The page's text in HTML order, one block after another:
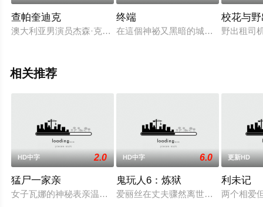
查帕奎迪克
澳大利亚男演员杰森·克拉科将出演影片《查帕奎迪克岛》
终端
在這個神祕又黑暗的城市裡，犯罪，
校花与
野出租司
相关推荐
HD中字 2.0
猛尸一家亲
女子瓦娜的神秘表亲温思罗普突然仓皇登门，身后还跟着一个
HD中字 6.0
鬼玩人6：炼狱
爱丽丝在丈夫骤然离世后深陷悲痛，
更新HD
利未记
两个相爱